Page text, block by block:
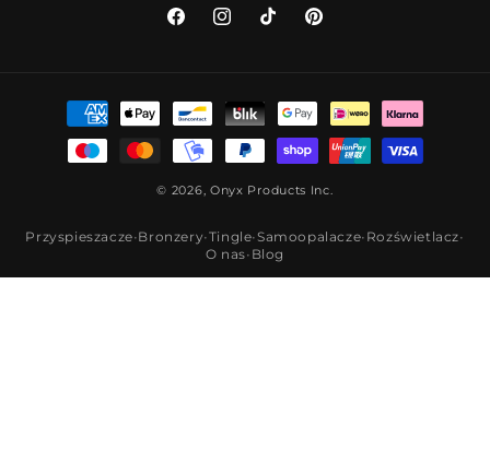
FacebookInstagramTikTokPinterest
Metody
płatności
© 2026, Onyx Products Inc.
Przyspieszacze•Bronzery•Tingle•Samoopalacze• Rozświetlacz•
O nas• Blog